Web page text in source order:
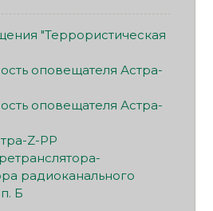
"Террористическая
оповещателя Астра-
оповещателя Астра-
Z-PP
радиоканального
Б